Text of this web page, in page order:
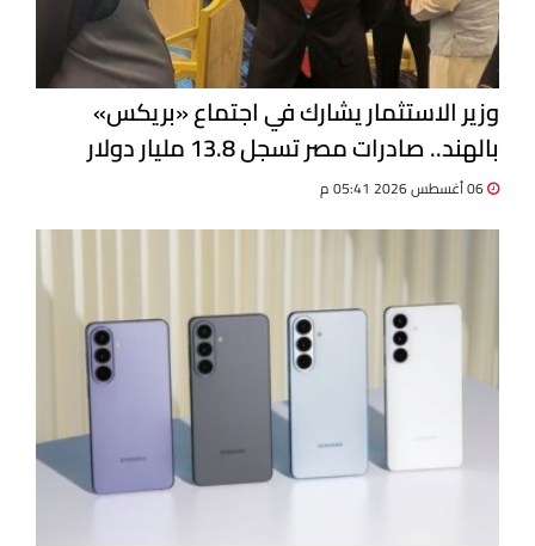
وزير الاستثمار يشارك في اجتماع «بريكس»
بالهند.. صادرات مصر تسجل 13.8 مليار دولار